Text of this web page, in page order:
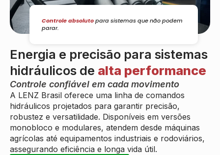
Energia e precisão para sistemas
hidráulicos de alta performance
Controle confiável em cada movimento
A LENZ Brasil oferece uma linha de comandos
hidráulicos projetados para garantir precisão,
robustez e versatilidade. Disponíveis em versões
monobloco e modulares, atendem desde máquinas
agrícolas até equipamentos industriais e rodoviários,
assegurando eficiência e longa vida útil.
Controle absolutopara sistemas que não podem
parar.